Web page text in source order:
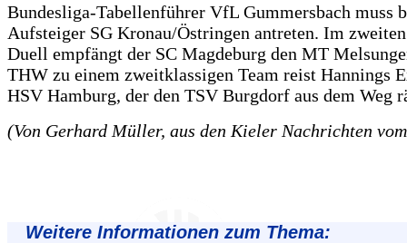
Bundesliga-Tabellenführer VfL Gummersbach muss
Aufsteiger SG Kronau/Östringen antreten. Im
Duell empfängt der SC Magdeburg den MT
THW zu einem zweitklassigen Team reist Hannings
HSV Hamburg, der den TSV Burgdorf aus dem Weg
(Von Gerhard Müller, aus den Kieler Nachrichten
Weitere Informationen zum Thema: